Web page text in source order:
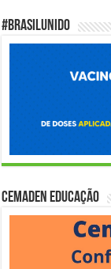
#BrasilUnido
Cemaden Educação